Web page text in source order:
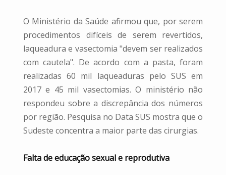
O Ministério da Saúde afirmou que, por serem
procedimentos difíceis de serem revertidos,
laqueadura e vasectomia "devem ser realizados
com cautela". De acordo com a pasta, foram
realizadas 60 mil laqueaduras pelo SUS em
2017 e 45 mil vasectomias. O ministério não
respondeu sobre a discrepância dos números
por região. Pesquisa no Data SUS mostra que o
Sudeste concentra a maior parte das cirurgias.
Falta de educação sexual e reprodutiva